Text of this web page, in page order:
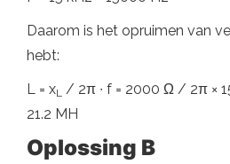
Daarom is het opruimen van
hebt:
L = xL
/ 2π ∙ f = 2000 Ω / 2π ×
21.2 MH
Oplossing B